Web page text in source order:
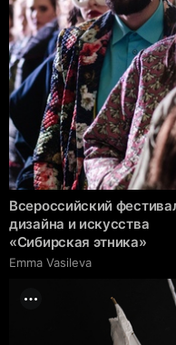
Всероссийский
дизайна и искусства
«Сибирская этника»
Emma Vasileva